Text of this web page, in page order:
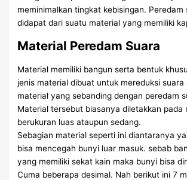
meminimalkan tingkat kebisingan. Peredam
didapat dari suatu material yang memiliki
Material Peredam Suara
Material memiliki bangun serta bentuk
jenis material dibuat untuk mereduksi suara
material yang sebanding dengan peredam
Material tersebut biasanya diletakkan pada
berukuran luas ataupun sedang.
Sebagian material seperti ini diantaranya
bisa mencegah bunyi luar masuk. sebab
yang memiliki sekat kain maka bunyi bisa
Cuma beberapa desimal. Nah berikut ini 7